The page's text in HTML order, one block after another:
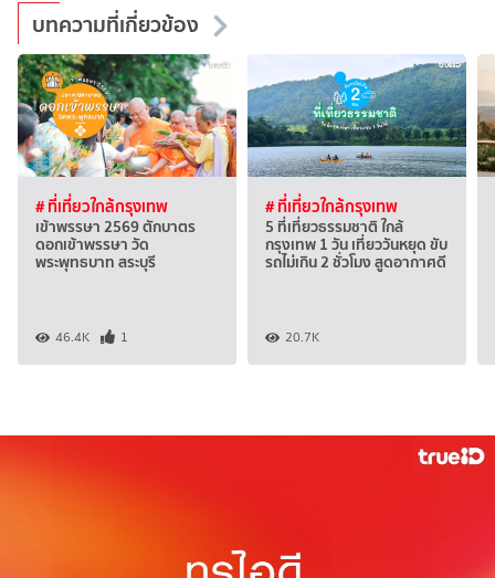
บทความที่เกี่ยวข้อง
# ที่เที่ยวใกล้กรุงเทพ
เข้าพรรษา 2569 ตักบาตร
ดอกเข้าพรรษา วัด
พระพุทธบาท สระบุรี
46.4K 1
# ที่เที่ยวใกล้กรุงเทพ
5 ที่เที่ยวธรรมชาติ ใกล้
กรุงเทพ 1 วัน เที่ยววันหยุด ขับ
รถไม่เกิน 2 ชั่วโมง สูดอากาศดี
20.7K